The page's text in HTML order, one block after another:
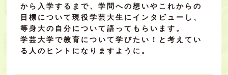
から入学するまで、学問への想いやこれからの
目標について現役学芸大生にインタビューし、
等身大の自分について語ってもらいます。
学芸大学で教育について学びたい！と考えてい
る人のヒントになりますように。